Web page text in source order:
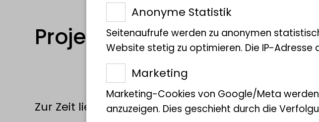
Projekte
Zur Zeit liegen keine Projekte vor
Anonyme Statistik
Seitenaufrufe werden zu anonymen
Website stetig zu optimieren. Die IP-Adresse
Marketing
Marketing-Cookies von Google/Meta
anzuzeigen. Dies geschieht durch die